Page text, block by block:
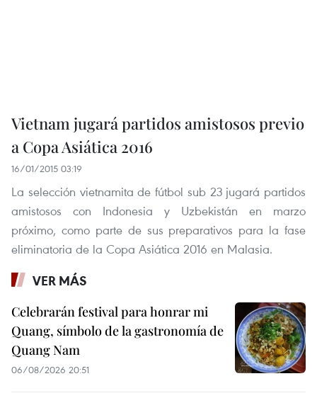
Vietnam jugará partidos amistosos previo
a Copa Asiática 2016
16/01/2015 03:19
La selección vietnamita de fútbol sub 23 jugará partidos
amistosos con Indonesia y Uzbekistán en marzo
próximo, como parte de sus preparativos para la fase
eliminatoria de la Copa Asiática 2016 en Malasia.
VER MÁS
Celebrarán festival para honrar mi
Quang, símbolo de la gastronomía de
Quang Nam
06/08/2026 20:51